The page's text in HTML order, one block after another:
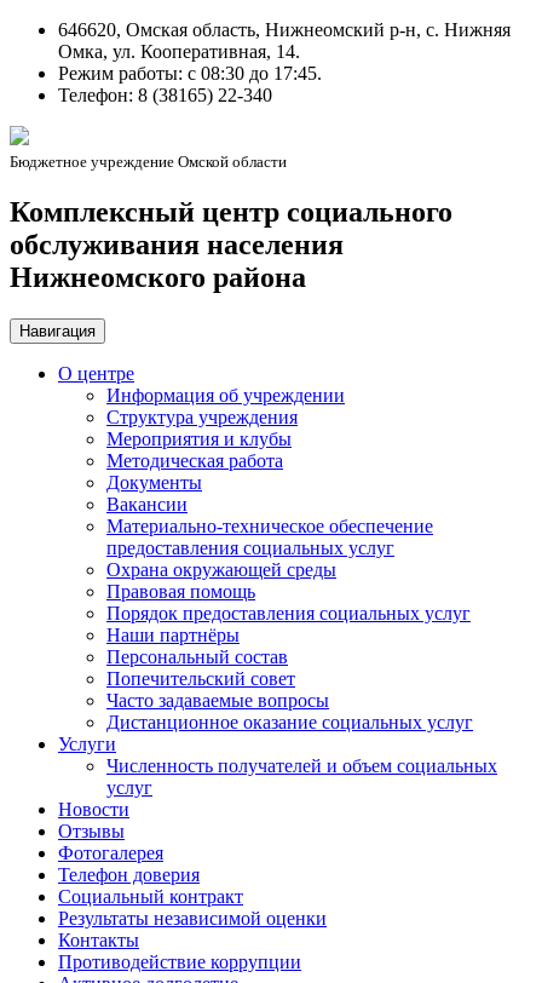
646620, Омская область, Нижнеомский р-н, с. Нижняя
Омка, ул. Кооперативная, 14.
Режим работы: c 08:30 до 17:45.
Телефон: 8 (38165) 22-340
Бюджетное учреждение Омской области
Комплексный центр социального
обслуживания населения
Нижнеомского района
Навигация
О центре
Информация об учреждении
Структура учреждения
Мероприятия и клубы
Методическая работа
Документы
Вакансии
Материально-техническое обеспечение
предоставления социальных услуг
Охрана окружающей среды
Правовая помощь
Порядок предоставления социальных услуг
Наши партнёры
Персональный состав
Попечительский совет
Часто задаваемые вопросы
Дистанционное оказание социальных услуг
Услуги
Численность получателей и объем социальных
услуг
Новости
Отзывы
Фотогалерея
Телефон доверия
Социальный контракт
Результаты независимой оценки
Контакты
Противодействие коррупции